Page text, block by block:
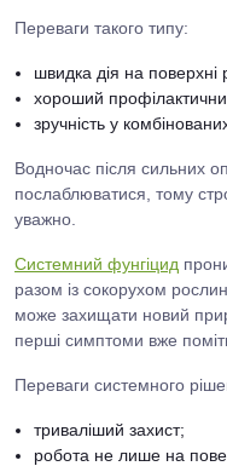
Переваги такого типу:
швидка дія на поверхні
хороший
зручність у
Водночас після сильних
послаблюватися, тому
уважно.
Системний фунгіцид
разом із сокорухом
може захищати новий
перші симптоми вже
Переваги системного
триваліший захист;
робота не лише на